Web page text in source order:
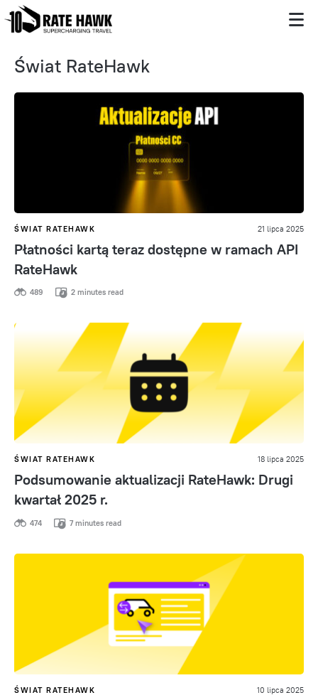
Świat RateHawk
ŚWIAT RATEHAWK 21 lipca 2025
Płatności kartą teraz dostępne w ramach API
RateHawk
489 2 minutes read
ŚWIAT RATEHAWK 18 lipca 2025
Podsumowanie aktualizacji RateHawk: Drugi
kwartał 2025 r.
474 7 minutes read
ŚWIAT RATEHAWK 10 lipca 2025